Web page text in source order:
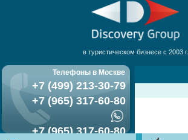
в туристическом бизнесе с 2003 г.
Телефоны в Москве
+7 (499) 213-30-79
+7 (965) 317-60-80
+7 (965) 317-60-80